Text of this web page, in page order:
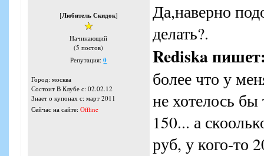
[Любитель Скидок]
Начинающий
(5 постов)
Репутация:0
Город: москва
Состоит В Клубе с: 02.02.12
Знает о купонах с: март 2011
Сейчас на сайте: Offline
Да,наверно
делать?.
Rediska
более что у
не хотелось
150... а
руб, у кого-то